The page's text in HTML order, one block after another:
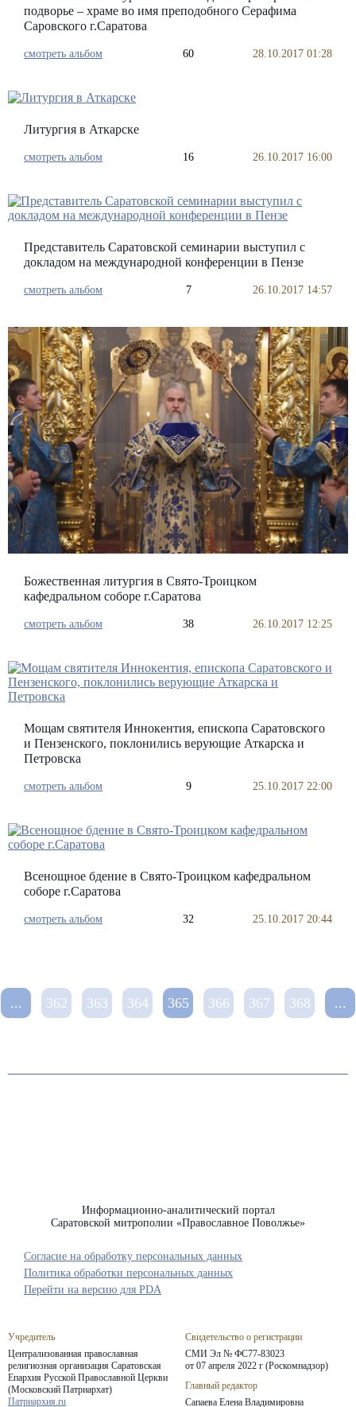
подворье – храме во имя преподобного Серафима
Саровского г.Саратова
смотреть альбом 60 28.10.2017 01:28
Литургия в Аткарске
смотреть альбом 16 26.10.2017 16:00
Представитель Саратовской семинарии выступил с
докладом на международной конференции в Пензе
смотреть альбом 7 26.10.2017 14:57
Божественная литургия в Свято-Троицком
кафедральном соборе г.Саратова
смотреть альбом 38 26.10.2017 12:25
Мощам святителя Иннокентия, епископа Саратовского
и Пензенского, поклонились верующие Аткарска и
Петровска
смотреть альбом 9 25.10.2017 22:00
Всенощное бдение в Свято-Троицком кафедральном
соборе г.Саратова
смотреть альбом 32 25.10.2017 20:44
... 362 363 364 365 366 367 368 ...
Информационно-аналитический портал
Саратовской митрополии «Православное Поволжье»
Учредитель
Централизованная православная
религиозная организация Саратовская
Епархия Русской Православной Церкви
(Московский Патриархат)
Патриархия.ru
Свидетельство о регистрации
СМИ Эл № ФС77-83023
от 07 апреля 2022 г (Роскомнадзор)
Главный редактор
Сапаева Елена Владимировна
Согласие на обработку персональных данных
Политика обработки персональных данных
Перейти на версию для PDA